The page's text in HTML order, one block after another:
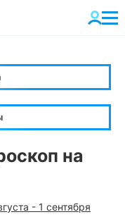
на
- 1 сентября